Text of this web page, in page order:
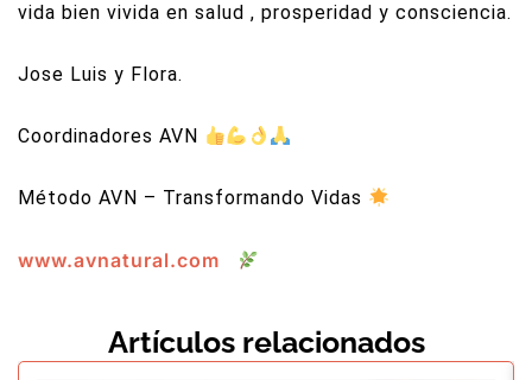
vida bien vivida en salud , prosperidad y consciencia.
Jose Luis y Flora.
Coordinadores AVN
Método AVN – Transformando Vidas
www.avnatural.com
Artículos relacionados